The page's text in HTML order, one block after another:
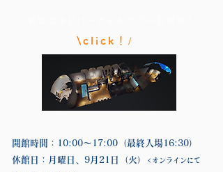
開館時間：10:00〜17:00（最終入場16:30）
休館日：月曜日、9月21日（火）< オンラインにて
\click！ /